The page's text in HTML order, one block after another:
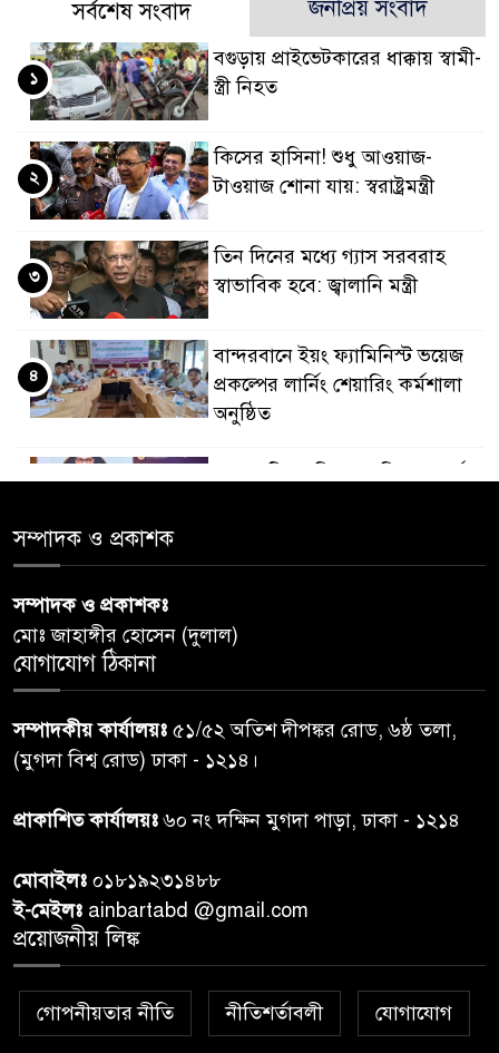
সর্বশেষ সংবাদ জনপ্রিয় সংবাদ
বগুড়ায় প্রাইভেটকারের ধাক্কায় স্বামী-
স্ত্রী নিহত
১
কিসের হাসিনা! শুধু আওয়াজ-
টাওয়াজ শোনা যায়: স্বরাষ্ট্রমন্ত্রী
২
তিন দিনের মধ্যে গ্যাস সরবরাহ
স্বাভাবিক হবে: জ্বালানি মন্ত্রী
৩
বান্দরবানে ইয়ং ফ্যামিনিস্ট ভয়েজ
প্রকল্পের লার্নিং শেয়ারিং কর্মশালা
অনুষ্ঠিত
৪
পেশ
৬
তদন্ত শেষ পর্যায়ে, দ্রুত চার্জশিট
৭
রাতের মধ্যে ঢাকাসহ ১০ অঞ্চলে
ঝড়বৃষ্টির পূর্বাভাস
৮
প্রধানমন্ত্রীর সঙ্গে দেখা করে স্বপ্নপূরণ
উপহার
৯
২০ আগস্ট রাষ্ট্রপতি নির্বাচন,
১০
সম্পাদক ও প্রকাশক
সম্পাদক ও প্রকাশকঃ
মোঃ জাহাঙ্গীর হোসেন (দুলাল)
যোগাযোগ ঠিকানা
সম্পাদকীয় কার্যালয়ঃ ৫১/৫২ অতিশ দীপঙ্কর রোড, ৬ষ্ঠ তলা,
(মুগদা বিশ্ব রোড) ঢাকা - ১২১৪।
প্রাকাশিত কার্যালয়ঃ৬০ নং দক্ষিন মুগদা পাড়া, ঢাকা - ১২১৪
মোবাইলঃ ০১৮১৯২৩১৪৮৮
ই-মেইলঃ ainbartabd @gmail.com
প্রয়োজনীয় লিঙ্ক
গোপনীয়তার নীতি নীতিশর্তাবলী যোগাযোগ